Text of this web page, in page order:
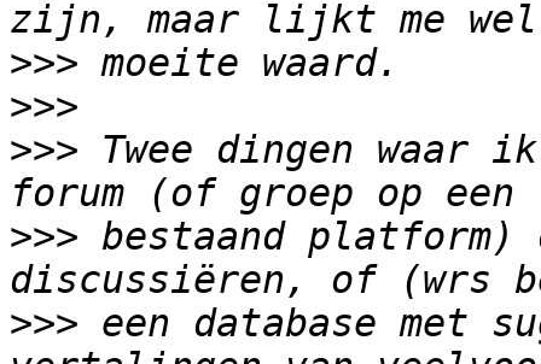
>>>
>>>
>>> Twee dingen waar
>>> bestaand
>>> een database met